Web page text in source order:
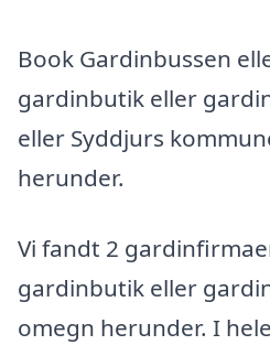
Book Gardinbussen
gardinbutik eller
eller Syddjurs
herunder.
Vi fandt 2
gardinbutik eller
omegn herunder. I